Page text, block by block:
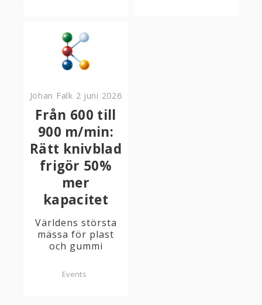
Johan Falk 2 juni 2026
Från 600 till
900 m/min:
Rätt knivblad
frigör 50%
mer
kapacitet
Världens största
mässa för plast
och gummi
Events